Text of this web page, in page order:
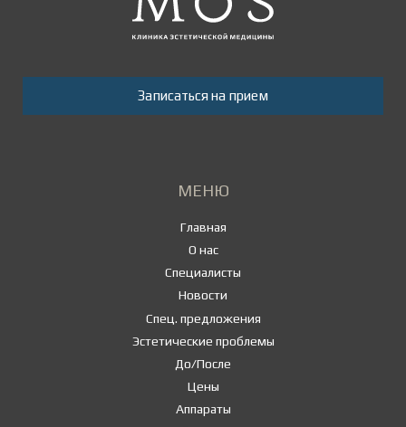
Записаться на прием
МЕНЮ
Главная
О нас
Специалисты
Новости
Спец. предложения
Эстетические проблемы
До/После
Цены
Аппараты